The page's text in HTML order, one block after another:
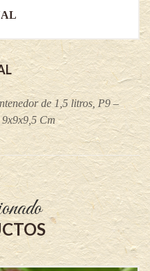
de 1,5 litros, P9 –
Cm